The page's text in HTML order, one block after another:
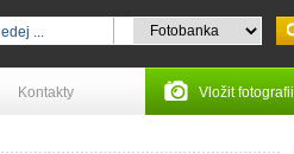
Kontakty Vložit fotografii